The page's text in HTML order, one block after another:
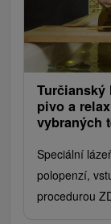
Turčianský
pivo a
vybraných
Speciální
polopenzí,
procedurou